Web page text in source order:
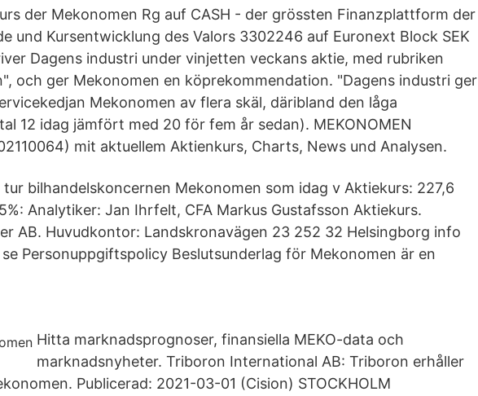
der Mekonomen Rg auf CASH - der grössten Finanzplattform der
und Kursentwicklung des Valors 3302246 auf Euronext Block SEK
Dagens industri under vinjetten veckans aktie, med rubriken
och ger Mekonomen en köprekommendation. "Dagens industri ger
Mekonomen av flera skäl, däribland den låga
12 idag jämfört med 20 för fem år sedan). MEKONOMEN
mit aktuellem Aktienkurs, Charts, News und Analysen.
bilhandelskoncernen Mekonomen som idag v Aktiekurs: 227,6
Analytiker: Jan Ihrfelt, CFA Markus Gustafsson Aktiekurs.
AB. Huvudkontor: Landskronavägen 23 252 32 Helsingborg info
Personuppgiftspolicy Beslutsunderlag för Mekonomen är en
Hitta marknadsprognoser, finansiella MEKO-data och
marknadsnyheter. Triboron International AB: Triboron erhåller
Publicerad: 2021-03-01 (Cision) STOCKHOLM